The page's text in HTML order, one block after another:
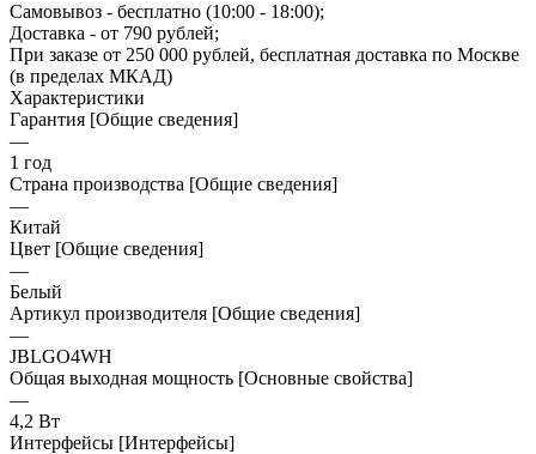
Самовывоз - бесплатно (10:00 - 18:00);
Доставка - от 790 рублей;
При заказе от 250 000 рублей, бесплатная доставка по Москве
(в пределах МКАД)
Характеристики
Гарантия [Общие сведения]
—
1 год
Страна производства [Общие сведения]
—
Китай
Цвет [Общие сведения]
—
Белый
Артикул производителя [Общие сведения]
—
JBLGO4WH
Общая выходная мощность [Основные свойства]
—
4,2 Вт
Интерфейсы [Интерфейсы]